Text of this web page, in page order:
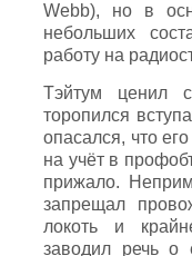
Webb), но в
небольших
работу на
Тэйтум ценил
торопился
опасался, что
на учёт в
прижало.
запрещал
локоть и
заводил речь о